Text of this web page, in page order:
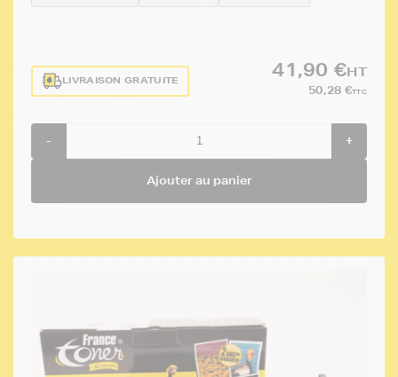
LIVRAISON GRATUITE
41,90 €HT
50,28 €TTC
- +
Ajouter au panier